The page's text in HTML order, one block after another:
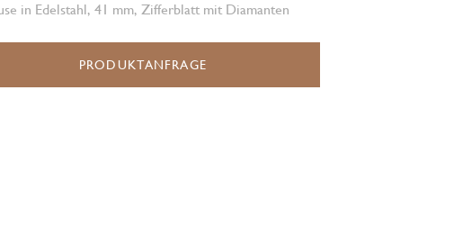
in Edelstahl, 41 mm, Zifferblatt mit Diamanten
PRODUKTANFRAGE